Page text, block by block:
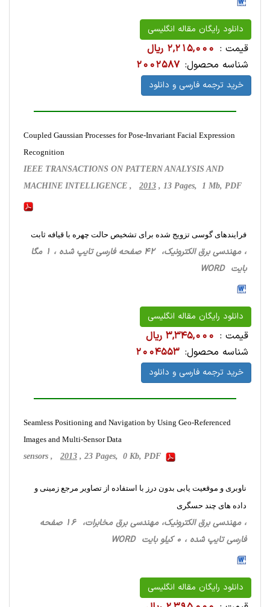
دانلود رایگان مقاله انگلیسی
قیمت : 2,215,000 ریال
شناسه محصول: 2002587
خرید ترجمه فارسی و دانلود
Coupled Gaussian Processes for Pose-Invariant Facial Expression
Recognition
IEEE TRANSACTIONS ON PATTERN ANALYSIS AND
MACHINE INTELLIGENCE , 2013 , 13 Pages, 1 Mb, PDF
فرایندهای گوسی تزویج شده برای تشخیص حالت چهره با قیافه ثابت
، مهندسی برق الکترونیک، 42 صفحه فارسی تایپ شده ، 1 مگا
بایت WORD
دانلود رایگان مقاله انگلیسی
قیمت : 3,345,000 ریال
شناسه محصول: 2004553
خرید ترجمه فارسی و دانلود
Seamless Positioning and Navigation by Using Geo-Referenced
Images and Multi-Sensor Data
sensors , 2013 , 23 Pages, 0 Kb, PDF
ناوبری و موقعیت یابی بدون درز با استفاده از تصاویر مرجع زمینی و
داده های چند حسگری
، مهندسی برق الکترونیک، مهندسی برق مخابرات، 16 صفحه
فارسی تایپ شده ، 0 کیلو بایت WORD
دانلود رایگان مقاله انگلیسی